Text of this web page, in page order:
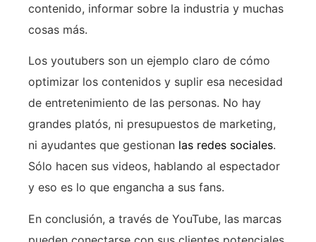
contenido, informar sobre la industria y muchas
cosas más.
Los youtubers son un ejemplo claro de cómo
optimizar los contenidos y suplir esa necesidad
de entretenimiento de las personas. No hay
grandes platós, ni presupuestos de marketing,
ni ayudantes que gestionan las redes sociales.
Sólo hacen sus videos, hablando al espectador
y eso es lo que engancha a sus fans.
En conclusión, a través de YouTube, las marcas